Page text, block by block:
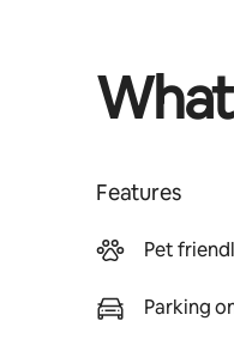
Features
Pet
Parking